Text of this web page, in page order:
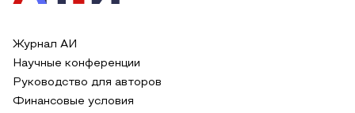
Журнал АИ
Научные конференции
Руководство для авторов
Финансовые условия